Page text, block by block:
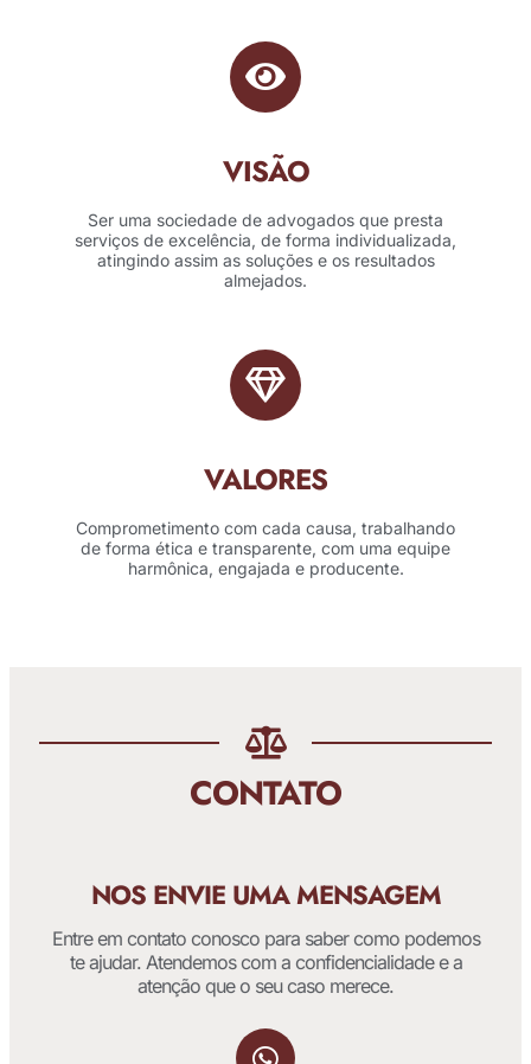
VISÃO
Ser uma sociedade de advogados que presta
serviços de excelência, de forma individualizada,
atingindo assim as soluções e os resultados
almejados.
VALORES
Comprometimento com cada causa, trabalhando
de forma ética e transparente, com uma equipe
harmônica, engajada e producente.
CONTATO
NOS ENVIE UMA MENSAGEM
Entre em contato conosco para saber como podemos
te ajudar. Atendemos com a confidencialidade e a
atenção que o seu caso merece.